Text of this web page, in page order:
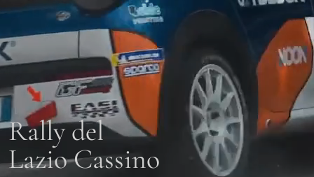
Rally del
Lazio Cassino